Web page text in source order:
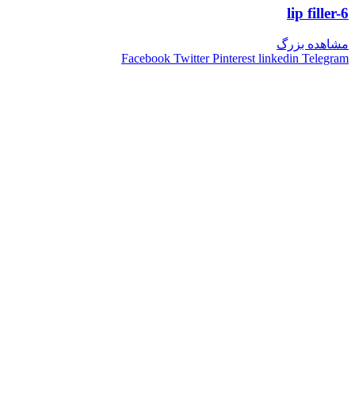
lip filler-6
مشاهده بزرگ
Facebook Twitter Pinterest linkedin Telegram